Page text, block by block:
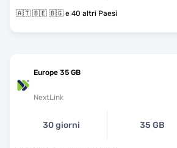
🇦🇹 🇧🇪 🇧🇬 e 40 altri Paesi
Europe 35 GB
NextLink
30 giorni 35 GB